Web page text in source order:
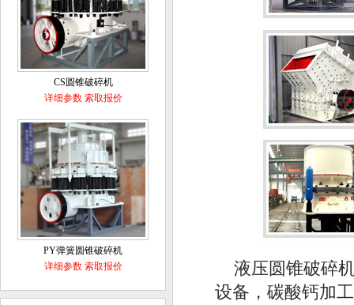
液压圆锥破碎
设备，碳酸钙加
CS圆锥破碎机
详细参数 索取报价
PY弹簧圆锥破碎机
详细参数 索取报价